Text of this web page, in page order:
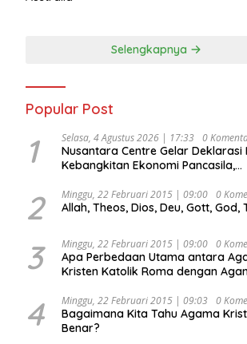
Selengkapnya
Popular Post
1 Selasa, 4 Agustus 2026 | 17:33 0
Nusantara Centre Gelar Deklarasi
Kebangkitan Ekonomi Pancasila,
Djojohadikusumo Anti Penjajahan
(Pergolakan Ekonomi Politik
Undang Perekonomian Nasional
Kesejahteraan Sosial dalam
Bangsa Menuju Indonesia Emas
2 Minggu, 22 Februari 2015 | 09:00 0
Allah, Theos, Dios, Deu, Gott, God,
3 Minggu, 22 Februari 2015 | 09:00 0
Apa Perbedaan Utama antara
Kristen Katolik Roma dengan
4 Minggu, 22 Februari 2015 | 09:03 0
Bagaimana Kita Tahu Agama
Benar?